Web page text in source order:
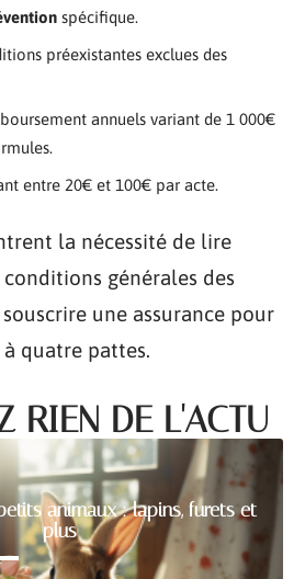
spécifique.
préexistantes exclues des
annuels variant de 1 000€
entre 20€ et 100€ par acte.
la nécessité de lire
générales des
une assurance pour
quatre pattes.
RIEN DE L'ACTU
animaux : lapins, furets et
plus